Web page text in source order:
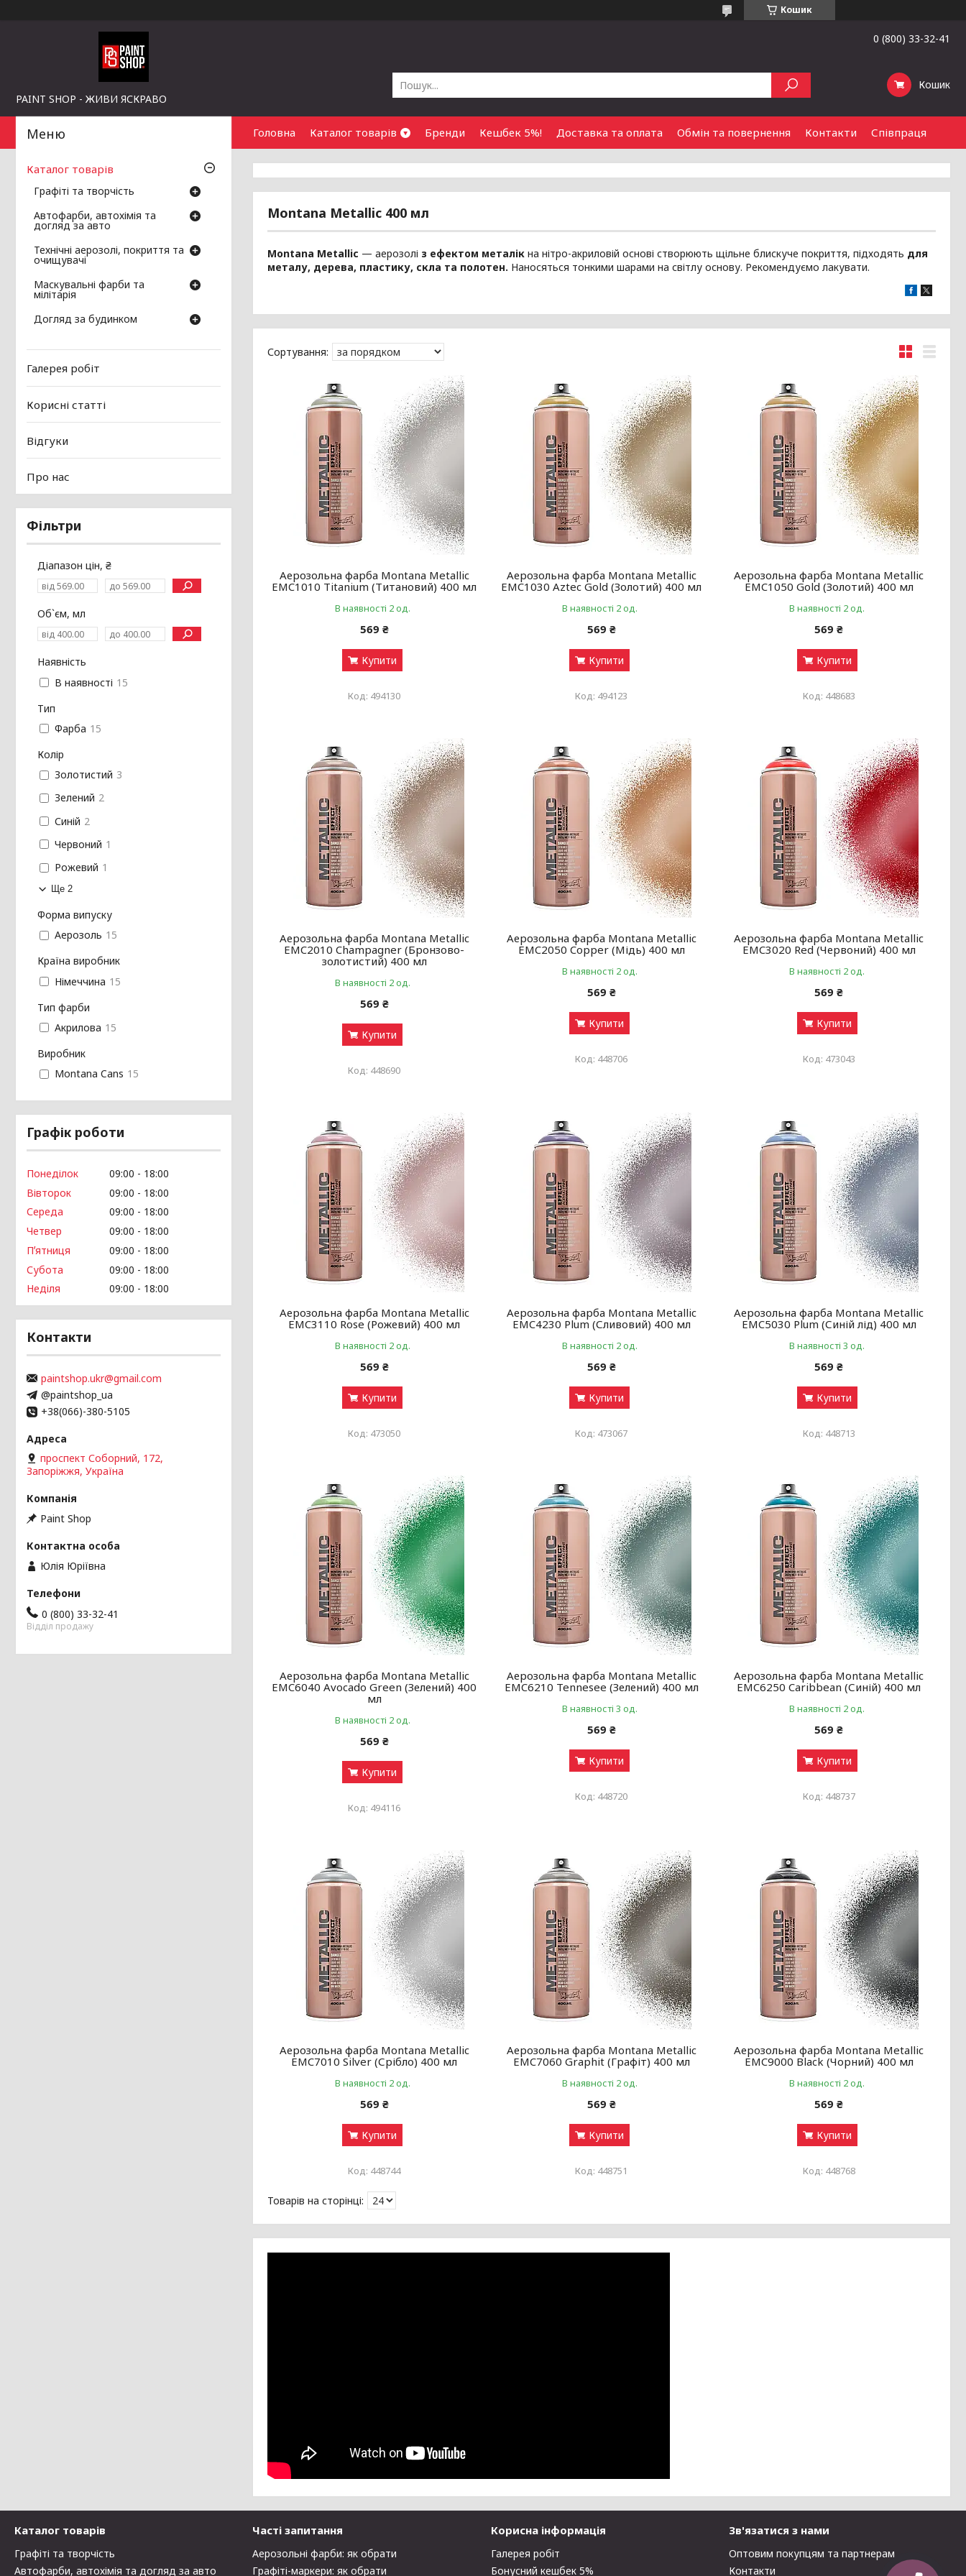
Кошик
PAINT SHOP - ЖИВИ ЯСКРАВО
0 (800) 33-32-41
Кошик
Головна Каталог товарів Бренди Кешбек 5%! Доставка та оплата Обмін та повернення Контакти Співпраця
Montana Metallic 400 мл
Montana Metallic — аерозолі з ефектом металік на нітро-акриловій основі створюють щільне блискуче покриття, підходять для
металу, дерева, пластику, скла та полотен. Наносяться тонкими шарами на світлу основу. Рекомендуємо лакувати.
Аерозольна фарба Montana Metallic
EMC1010 Titanium (Титановий) 400 мл
В наявності 2 од.
569 ₴
Купити
494130
Аерозольна фарба Montana Metallic
EMC1030 Aztec Gold (Золотий) 400 мл
В наявності 2 од.
569 ₴
Купити
494123
Аерозольна фарба Montana Metallic
EMC1050 Gold (Золотий) 400 мл
В наявності 2 од.
569 ₴
Купити
448683
Аерозольна фарба Montana Metallic
EMC2010 Champagner (Бронзово-
золотистий) 400 мл
В наявності 2 од.
569 ₴
Купити
448690
Аерозольна фарба Montana Metallic
EMC2050 Copper (Мідь) 400 мл
В наявності 2 од.
569 ₴
Купити
448706
Аерозольна фарба Montana Metallic
EMC3020 Red (Червоний) 400 мл
В наявності 2 од.
569 ₴
Купити
473043
Аерозольна фарба Montana Metallic
EMC3110 Rose (Рожевий) 400 мл
В наявності 2 од.
569 ₴
Купити
473050
Аерозольна фарба Montana Metallic
EMC4230 Plum (Сливовий) 400 мл
В наявності 2 од.
569 ₴
Купити
473067
Аерозольна фарба Montana Metallic
EMC5030 Plum (Синій лід) 400 мл
В наявності 3 од.
569 ₴
Купити
448713
Аерозольна фарба Montana Metallic
EMC6040 Avocado Green (Зелений) 400
мл
В наявності 2 од.
569 ₴
Купити
494116
Аерозольна фарба Montana Metallic
EMC6210 Tennesee (Зелений) 400 мл
В наявності 3 од.
569 ₴
Купити
448720
Аерозольна фарба Montana Metallic
EMC6250 Caribbean (Синій) 400 мл
В наявності 2 од.
569 ₴
Купити
448737
Аерозольна фарба Montana Metallic
EMC7010 Silver (Срібло) 400 мл
В наявності 2 од.
569 ₴
Купити
448744
Аерозольна фарба Montana Metallic
EMC7060 Graphit (Графіт) 400 мл
В наявності 2 од.
569 ₴
Купити
448751
Аерозольна фарба Montana Metallic
EMC9000 Black (Чорний) 400 мл
В наявності 2 од.
569 ₴
Купити
448768
Каталог товарів
Графіті та творчість
Автофарби, автохімія та
догляд за авто
Технічні аерозолі, покриття та
очищувачі
Маскувальні фарби та
мілітарія
Догляд за будинком
Галерея робіт
Корисні статті
Відгуки
Про нас
Фільтри
Діапазон цін, ₴
Об`єм, мл
Наявність
В наявності 15
Тип
Фарба 15
Колір
Золотистий 3
Зелений 2
Синій 2
Червоний 1
Рожевий 1
Ще 2
Форма випуску
Аерозоль 15
Країна виробник
Німеччина 15
Тип фарби
Акрилова 15
Виробник
Montana Cans 15
Графік роботи
Понеділок 09:00
18:00
Вівторок
09:00
18:00
Середа
09:00
18:00
Четвер
09:00
18:00
Пʼятниця
09:00
18:00
Субота
09:00
18:00
Неділя
09:00 18:00
Контакти
paintshop.ukr@gmail.com
@paintshop_ua
+38(066)-380-5105
проспект Соборний, 172,
Запоріжжя, Україна
Paint Shop
Юлія Юріївна
0 (800) 33-32-41
Відділ продажу
Каталог товарів
Графіті та творчість
Автофарби, автохімія та догляд за авто
Часті запитання
Аерозольні фарби: як обрати
Графіті-маркери: як обрати
Корисна інформація
Галерея робіт
Бонусний кешбек 5%
Зв'язатися з нами
Оптовим покупцям та партнерам
Контакти